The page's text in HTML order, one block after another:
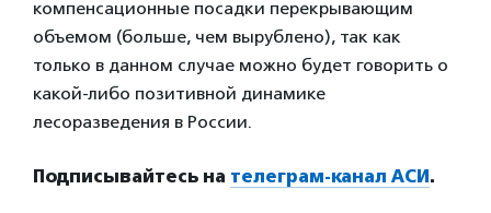
компенсационные посадки перекрывающим
объемом (больше, чем вырублено), так как
только в данном случае можно будет говорить о
какой-либо позитивной динамике
лесоразведения в России.
Подписывайтесь на телеграм-канал АСИ.